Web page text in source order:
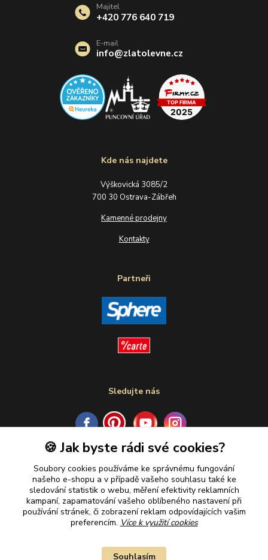
Kde nás najdete
Výškovická 3085/2
700 30 Ostrava-Zábřeh
Kamenné prodejny
Kontakty
Partneři
Sledujte nás
Plaťte u nás bezpečně
Majitel
+420 776 640 719
E-mail
info@zlatolevne.cz
🍪 Jak byste rádi své cookies?
Soubory cookies používáme ke správnému fungování
našeho e-shopu a v případě vašeho souhlasu také ke
sledování statistik o webu, měření efektivity reklamních
kampaní, zapamatování vašeho oblíbeného nastavení při
používání stránek, či zobrazení reklam odpovídajících vašim
preferencím. Více k využití cookies
Souhlasím